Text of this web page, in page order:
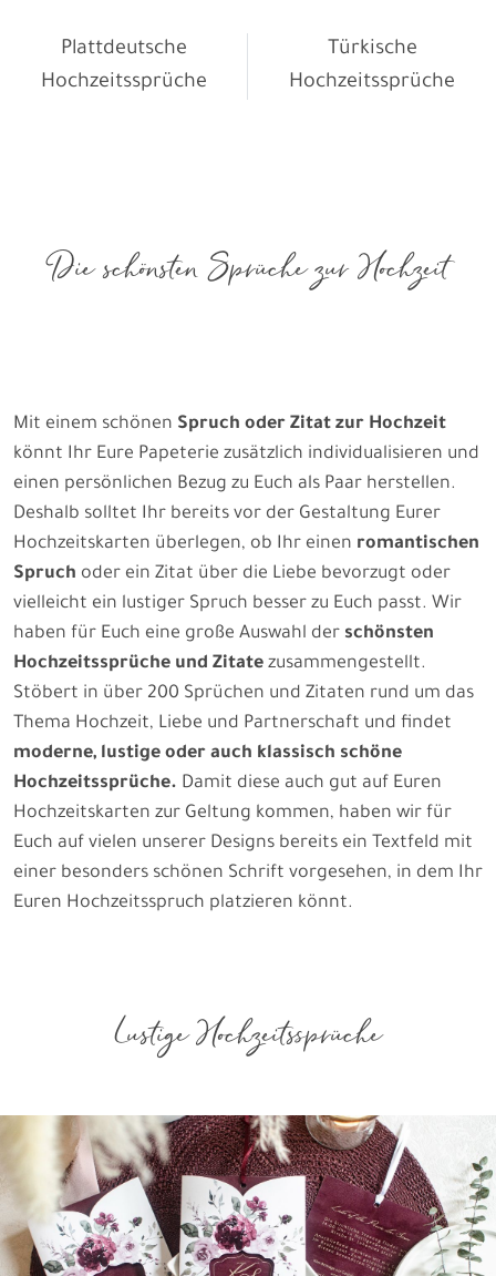
Plattdeutsche
Hochzeitssprüche
Türkische
Hochzeitssprüche
Die schönsten Sprüche zur Hochzeit
Mit einem schönen Spruch oder Zitat zur Hochzeit
könnt Ihr Eure Papeterie zusätzlich individualisieren und
einen persönlichen Bezug zu Euch als Paar herstellen.
Deshalb solltet Ihr bereits vor der Gestaltung Eurer
Hochzeitskarten überlegen, ob Ihr einen romantischen
Spruch oder ein Zitat über die Liebe bevorzugt oder
vielleicht ein lustiger Spruch besser zu Euch passt. Wir
haben für Euch eine große Auswahl der schönsten
Hochzeitssprüche und Zitate zusammengestellt.
Stöbert in über 200 Sprüchen und Zitaten rund um das
Thema Hochzeit, Liebe und Partnerschaft und findet
moderne, lustige oder auch klassisch schöne
Hochzeitssprüche. Damit diese auch gut auf Euren
Hochzeitskarten zur Geltung kommen, haben wir für
Euch auf vielen unserer Designs bereits ein Textfeld mit
einer besonders schönen Schrift vorgesehen, in dem Ihr
Euren Hochzeitsspruch platzieren könnt.
Lustige Hochzeitssprüche